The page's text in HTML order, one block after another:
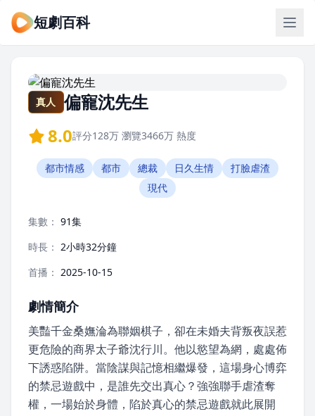
短劇百科
真人
偏寵沈先生
8.0評分128万 瀏覽3466万 熱度
都市情感 都市 總裁 日久生情
打臉虐渣
現代
集數： 91集
時長： 2小時32分鐘
首播： 2025-10-15
劇情簡介
美豔千金桑嫵淪為聯姻棋子，卻在未婚夫背叛夜誤惹
更危險的商界太子爺沈行川。他以慾望為網，處處佈
下誘惑陷阱。當陰謀與記憶相繼爆發，這場身心博弈
的禁忌遊戲中，是誰先交出真心？強強聯手虐渣奪
權，一場始於身體，陷於真心的禁忌遊戲就此展開